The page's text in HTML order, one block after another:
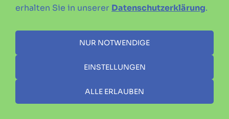
erhalten Sie in unserer Datenschutzerklärung.
NUR NOTWENDIGE
EINSTELLUNGEN
ALLE ERLAUBEN